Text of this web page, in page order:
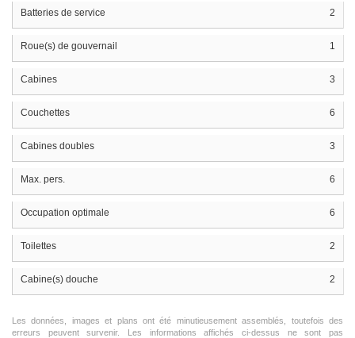
Batteries de service 2
Roue(s) de gouvernail 1
Cabines 3
Couchettes 6
Cabines doubles 3
Max. pers. 6
Occupation optimale 6
Toilettes 2
Cabine(s) douche 2
Les données, images et plans ont été minutieusement assemblés, toutefois des
erreurs peuvent survenir. Les informations affichés ci-dessus ne sont pas